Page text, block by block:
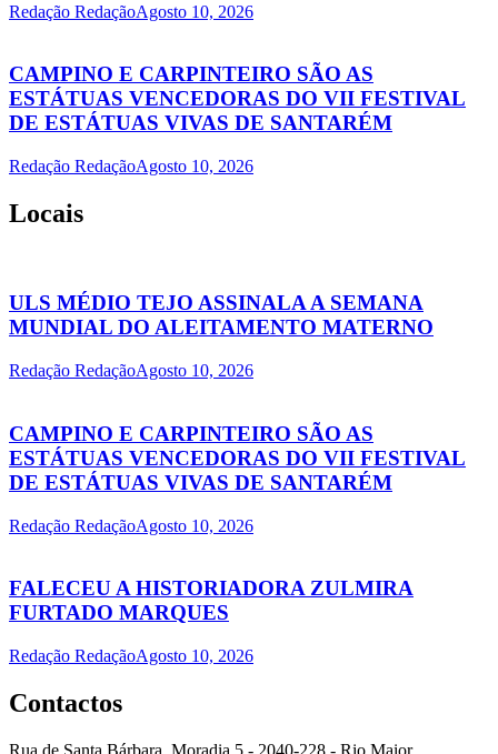
Redação RedaçãoAgosto 10, 2026
CAMPINO E CARPINTEIRO SÃO AS
ESTÁTUAS VENCEDORAS DO VII FESTIVAL
DE ESTÁTUAS VIVAS DE SANTARÉM
Redação RedaçãoAgosto 10, 2026
Locais
ULS MÉDIO TEJO ASSINALA A SEMANA
MUNDIAL DO ALEITAMENTO MATERNO
Redação RedaçãoAgosto 10, 2026
CAMPINO E CARPINTEIRO SÃO AS
ESTÁTUAS VENCEDORAS DO VII FESTIVAL
DE ESTÁTUAS VIVAS DE SANTARÉM
Redação RedaçãoAgosto 10, 2026
FALECEU A HISTORIADORA ZULMIRA
FURTADO MARQUES
Redação RedaçãoAgosto 10, 2026
Contactos
Rua de Santa Bárbara, Moradia 5 - 2040-228 - Rio Maior